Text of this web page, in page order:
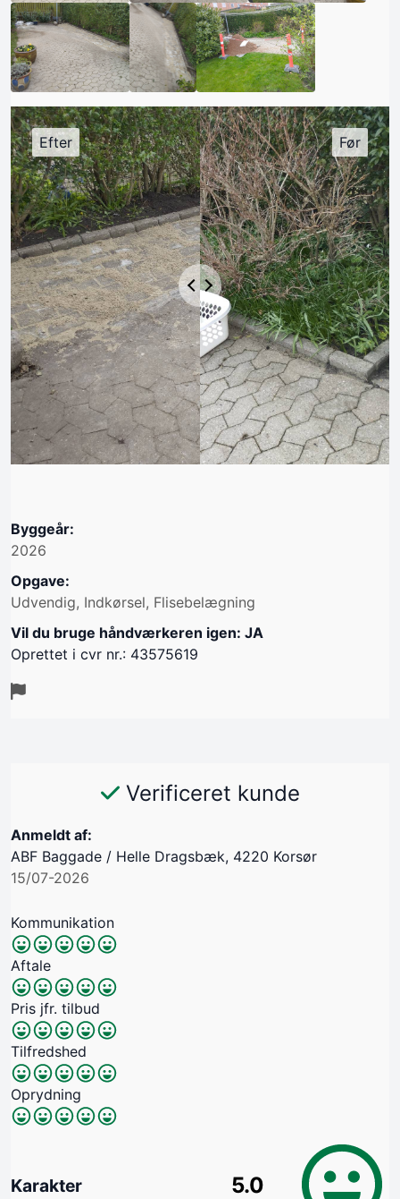
Byggeår:
2026
Opgave:
Udvendig, Indkørsel, Flisebelægning
Vil du bruge håndværkeren igen: JA
Oprettet i cvr nr.: 43575619
Verificeret kunde
Anmeldt af:
ABF Baggade / Helle Dragsbæk, 4220 Korsør
15/07-2026
Kommunikation
Aftale
Pris jfr. tilbud
Tilfredshed
Oprydning
Karakter 5.0